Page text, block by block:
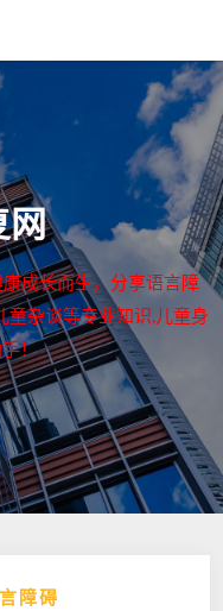
网
成长而生，分享语言障
童杂谈等专业知识,儿童身
！
障碍